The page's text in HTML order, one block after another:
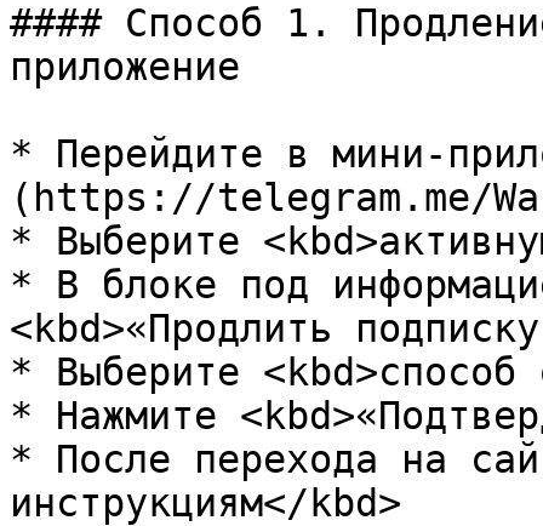
#### Способ 1.
приложение
* Перейдите в мини-
(https://telegram.me/
* Выберите
* В блоке под
<kbd>«Продлить
* Выберите <kbd>способ
* Нажмите
* После перехода на
инструкциям</kbd>